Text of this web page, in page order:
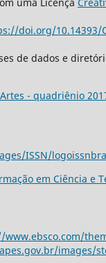
uma Licença
doi.org/10.14393/
de dados e
- quadriênio
em Ciência e